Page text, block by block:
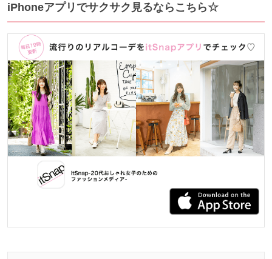
iPhoneアプリでサクサク見るならこちら☆